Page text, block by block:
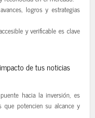
logros y estrategias
y verificable es clave
de tus noticias
hacia la inversión, es
que potencien su alcance y